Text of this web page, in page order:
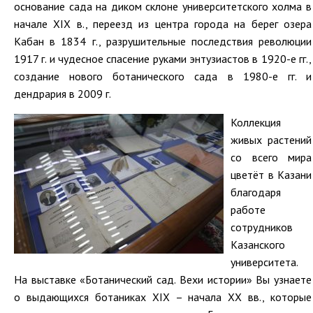
основание сада на диком склоне университетского холма в
начале XIX в., переезд из центра города на берег озера
Кабан в 1834 г., разрушительные последствия революции
1917 г. и чудесное спасение руками энтузиастов в 1920-е гг.,
создание нового ботанического сада в 1980-е гг. и
дендрария в 2009 г.
Коллекция
живых растений
со всего мира
цветёт в Казани
благодаря
работе
сотрудников
Казанского
университета.
На выставке «Ботанический сад. Вехи истории» Вы узнаете
о выдающихся ботаниках XIX – начала XX вв., которые